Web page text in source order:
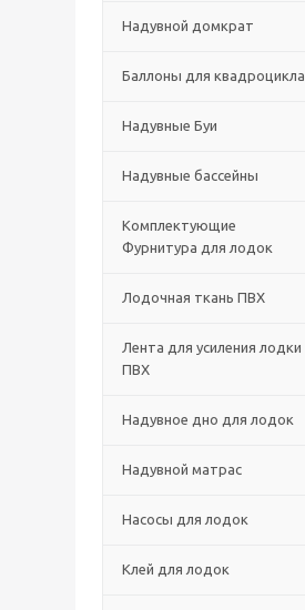
Надувной домкрат
Баллоны для квадроцикла
Надувные Буи
Надувные бассейны
Комплектующие
Фурнитура для лодок
Лодочная ткань ПВХ
Лента для усиления лодки
ПВХ
Надувное дно для лодок
Надувной матрас
Насосы для лодок
Клей для лодок